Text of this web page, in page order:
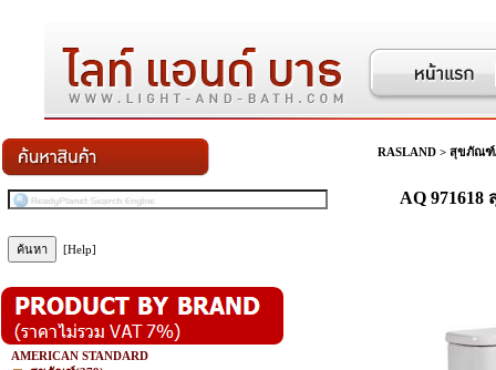
[Help]
AMERICAN STANDARD
RASLAND > สุขภัณฑ์/
AQ